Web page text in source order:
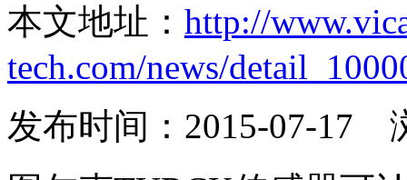
本文地址： http://
tech.com/news/
发布时间：2015-07-17